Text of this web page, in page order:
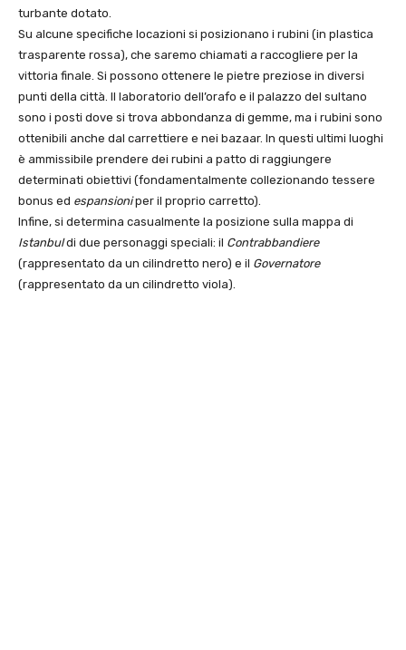
turbante dotato.
Su alcune specifiche locazioni si posizionano i rubini (in plastica
trasparente rossa), che saremo chiamati a raccogliere per la
vittoria finale. Si possono ottenere le pietre preziose in diversi
punti della città. Il laboratorio dell’orafo e il palazzo del sultano
sono i posti dove si trova abbondanza di gemme, ma i rubini sono
ottenibili anche dal carrettiere e nei bazaar. In questi ultimi luoghi
è ammissibile prendere dei rubini a patto di raggiungere
determinati obiettivi (fondamentalmente collezionando tessere
bonus ed espansioniper il proprio carretto).
Infine, si determina casualmente la posizione sulla mappa di
Istanbuldi due personaggi speciali: il Contrabbandiere
(rappresentato da un cilindretto nero) e il Governatore
(rappresentato da un cilindretto viola).